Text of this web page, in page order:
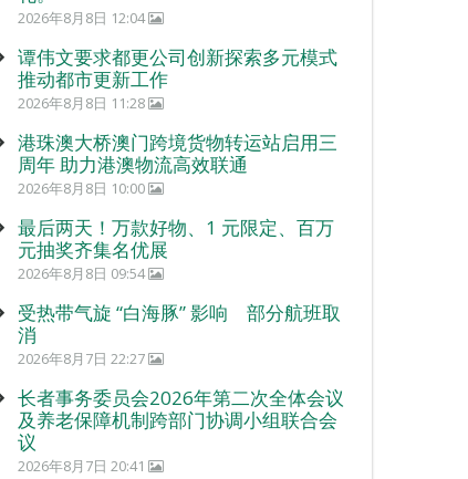
2026年8月8日 12:04
谭伟文要求都更公司创新探索多元模式
推动都市更新工作
2026年8月8日 11:28
港珠澳大桥澳门跨境货物转运站启用三
周年 助力港澳物流高效联通
2026年8月8日 10:00
最后两天！万款好物、1 元限定、百万
元抽奖齐集名优展
2026年8月8日 09:54
受热带气旋 “白海豚” 影响 部分航班取
消
2026年8月7日 22:27
长者事务委员会2026年第二次全体会议
及养老保障机制跨部门协调小组联合会
议
2026年8月7日 20:41